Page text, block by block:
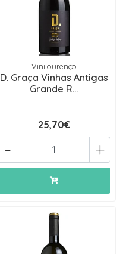
Vinilourenço
D. Graça Vinhas Antigas
Grande R...
25,70€
+
-